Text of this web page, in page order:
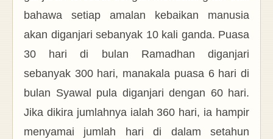
bahawa setiap amalan kebaikan manusia
akan diganjari sebanyak 10 kali ganda. Puasa
30 hari di bulan Ramadhan diganjari
sebanyak 300 hari, manakala puasa 6 hari di
bulan Syawal pula diganjari dengan 60 hari.
Jika dikira jumlahnya ialah 360 hari, ia hampir
menyamai jumlah hari di dalam setahun